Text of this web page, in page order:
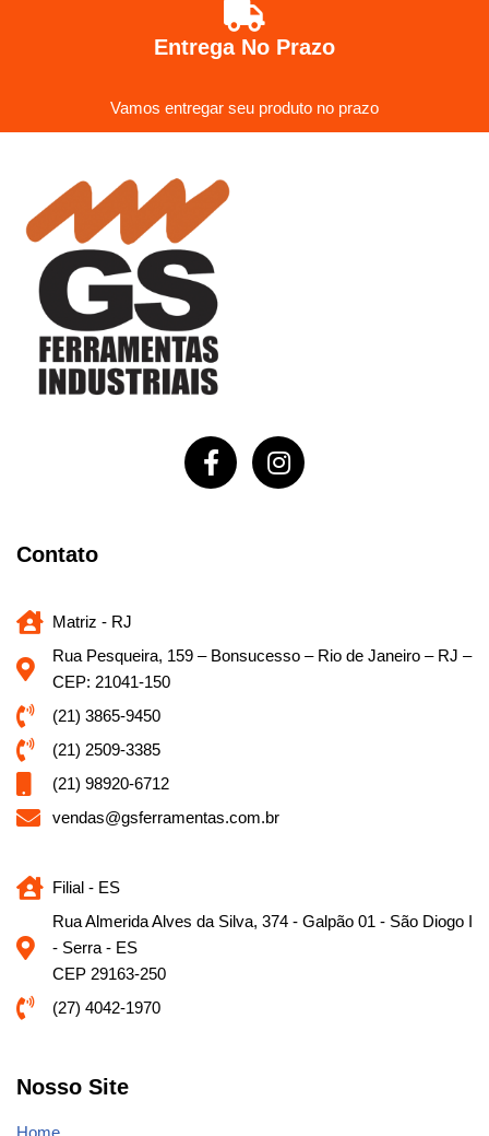
Entrega No Prazo
Vamos entregar seu produto no prazo
Contato
Matriz - RJ
Rua Pesqueira, 159 – Bonsucesso – Rio de Janeiro – RJ –
CEP: 21041-150
(21) 3865-9450
(21) 2509-3385
(21) 98920-6712
vendas@gsferramentas.com.br
Filial - ES
Rua Almerida Alves da Silva, 374 - Galpão 01 - São Diogo I
- Serra - ES
CEP 29163-250
(27) 4042-1970
Nosso Site
Home